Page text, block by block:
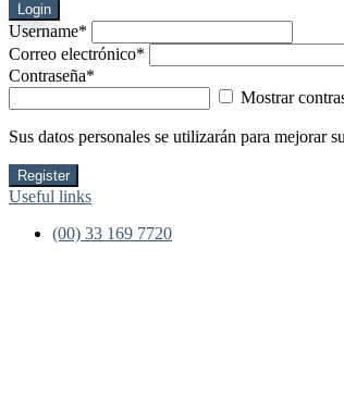
Login
Username*
Correo electrónico*
Contraseña*
Mostrar
Sus datos personales se utilizarán para mejorar
Register
Useful links
(00) 33 169 7720